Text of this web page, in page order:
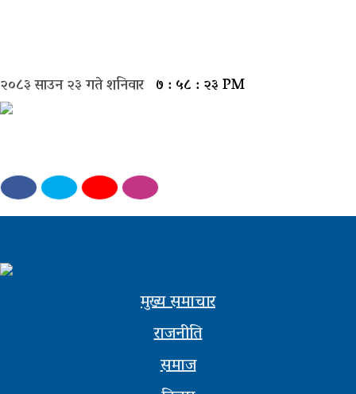
समाचार
विचार
२०८३ साउन २३ गते शनिवार ७ : ५८ : २४ PM
मुख्य समाचार
राजनीति
समाज